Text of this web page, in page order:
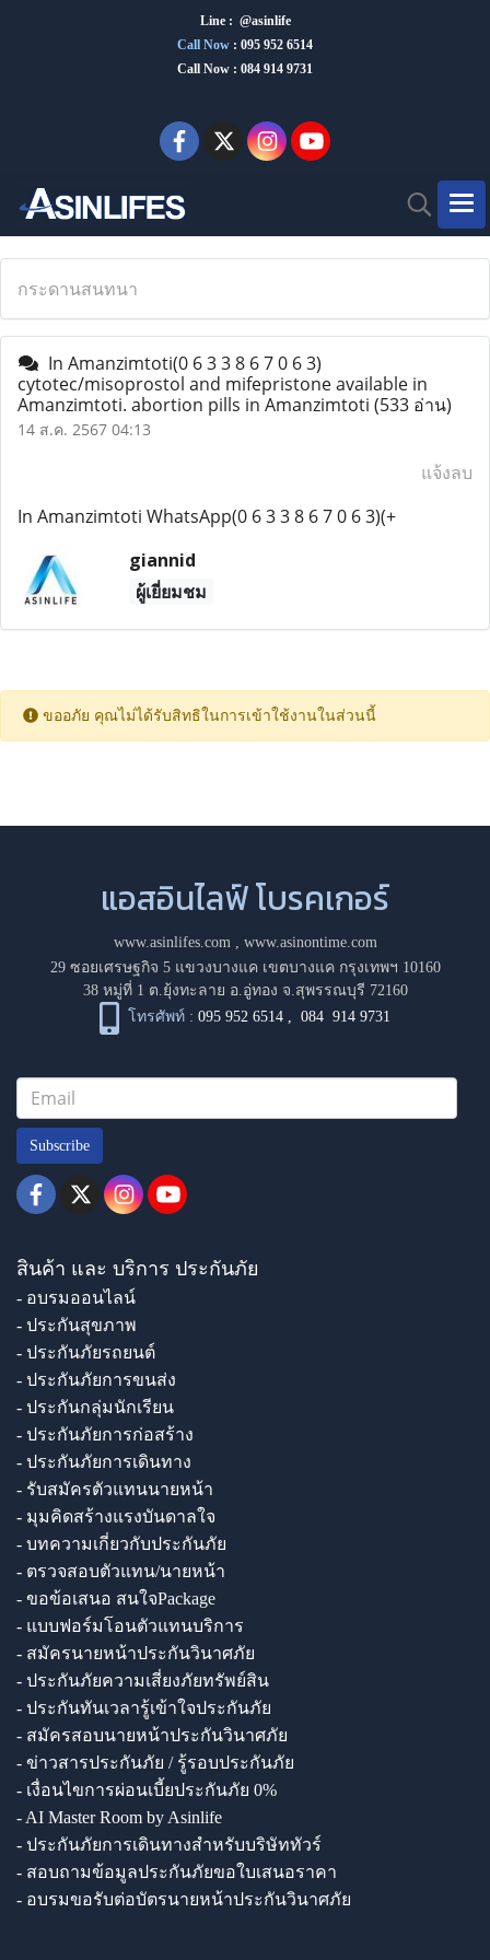
Line : @asinlife
Call Now : 095 952 6514
Call Now : 084 914 9731
กระดานสนทนา
In Amanzimtoti(0 6 3 3 8 6 7 0 6 3)
cytotec/misoprostol and mifepristone available in
Amanzimtoti. abortion pills in Amanzimtoti (533 อ่าน)
14 ส.ค. 2567 04:13
แจ้งลบ
In Amanzimtoti WhatsApp(0 6 3 3 8 6 7 0 6 3)(+
giannid
ผู้เยี่ยมชม
ขออภัย คุณไม่ได้รับสิทธิในการเข้าใช้งานในส่วนนี้
แอสอินไลฟ์ โบรคเกอร์
www.asinlifes.com, www.asinontime.com
29 ซอยเศรษฐกิจ 5 แขวงบางแค เขตบางแค กรุงเทพฯ 10160
38 หมู่ที่ 1 ต.ยุ้งทะลาย อ.อู่ทอง จ.สุพรรณบุรี 72160
โทรศัพท์ : 095 952 6514 ,084 914 9731
Subscribe
สินค้า และ บริการ ประกันภัย
- อบรมออนไลน์
- ประกันสุขภาพ
- ประกันภัยรถยนต์
- ประกันภัยการขนส่ง
- ประกันกลุ่มนักเรียน
- ประกันภัยการก่อสร้าง
- ประกันภัยการเดินทาง
- รับสมัครตัวแทนนายหน้า
- มุมคิดสร้างแรงบันดาลใจ
- บทความเกี่ยวกับประกันภัย
- ตรวจสอบตัวแทน/นายหน้า
- ขอข้อเสนอ สนใจPackage
- แบบฟอร์มโอนตัวแทนบริการ
- สมัครนายหน้าประกันวินาศภัย
- ประกันภัยความเสี่ยงภัยทรัพย์สิน
- ประกันทันเวลารู้เข้าใจประกันภัย
- สมัครสอบนายหน้าประกันวินาศภัย
- ข่าวสารประกันภัย / รู้รอบประกันภัย
- เงื่อนไขการผ่อนเบี้ยประกันภัย 0%
- AI Master Room by Asinlife
- ประกันภัยการเดินทางสำหรับบริษัททัวร์
- สอบถามข้อมูลประกันภัยขอใบเสนอราคา
- อบรมขอรับต่อบัตรนายหน้าประกันวินาศภัย